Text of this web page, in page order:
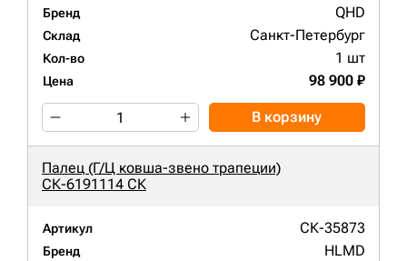
Бренд QHD
Склад Санкт-Петербург
Кол-во 1 шт
Цена 98 900 ₽
В корзину
Палец (Г/Ц ковша-звено трапеции)
СК-6191114 СК
Артикул СК-35873
Бренд HLMD